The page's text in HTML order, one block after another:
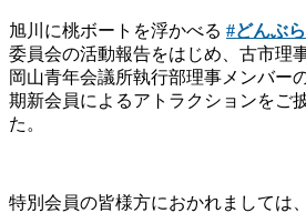
旭川に桃ボートを浮かべる #どんぶ
委員会の活動報告をはじめ、古市理
岡山青年会議所執行部理事メンバー
期新会員によるアトラクションをご
た。
特別会員の皆様方におかれましては